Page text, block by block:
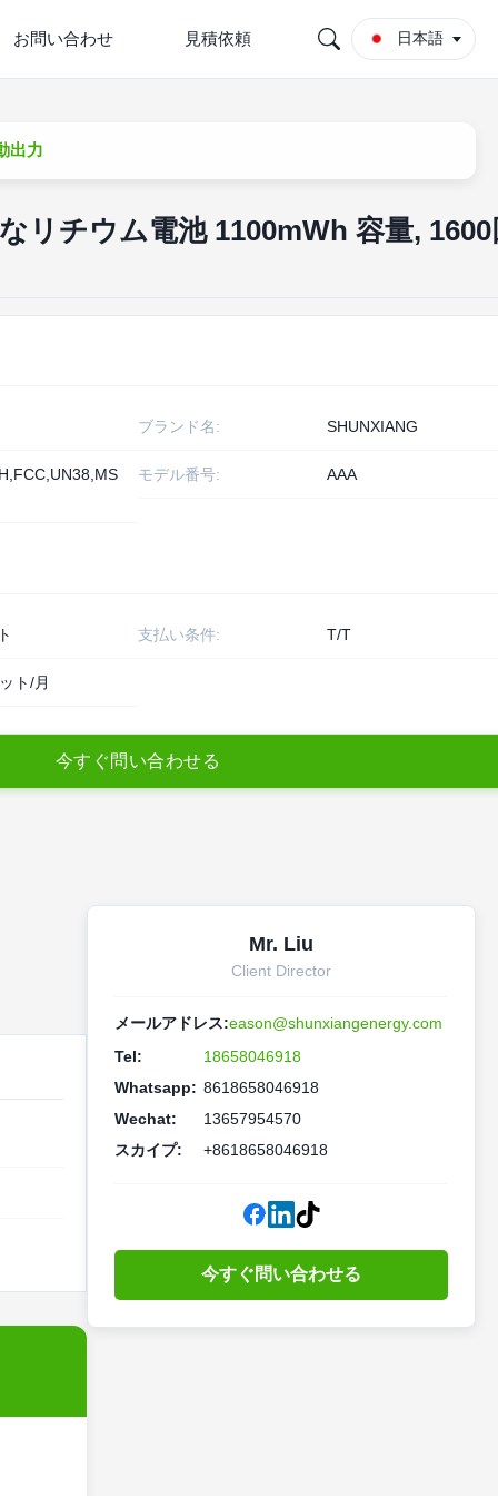
お問い合わせ 見積依頼 日本語
出力
リチウム電池 1100mWh 容量, 1600
ブランド名: SHUNXIANG
モデル番号: AAA
支払い条件: T/T
ト/月
今す ぐ問 い合わせる
Mr. Liu
Client Director
メールアドレス:eason@shunxiangenergy.com
Tel:
18658046918
Whatsapp: 8618658046918
Wechat:
13657954570
スカイプ:
+8618658046918
今すぐ問い合わせる